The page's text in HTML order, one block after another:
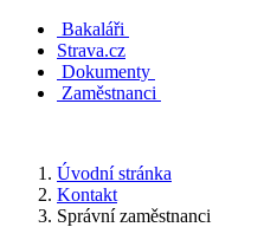
Bakaláři
Strava.cz
Dokumenty
Zaměstnanci
Úvodní stránka
Kontakt
Správní zaměstnanci